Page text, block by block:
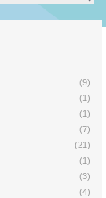
(9)
(1)
(1)
(7)
(21)
(1)
(3)
(4)